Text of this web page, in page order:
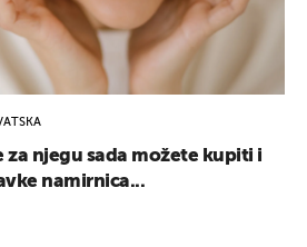
njegu sada možete kupiti i
namirnica...